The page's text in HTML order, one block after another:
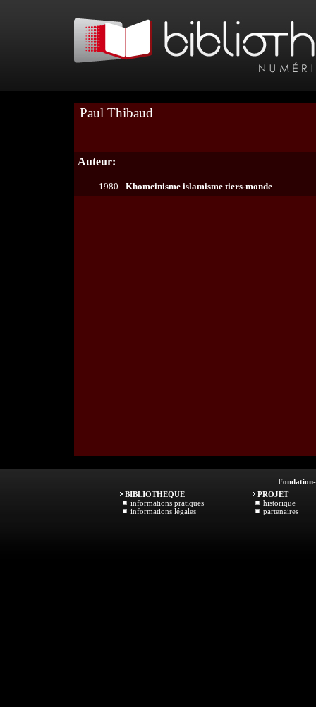
Paul Thibaud
Auteur:
1980 - Khomeinisme islamisme tiers-monde
Fondation
BIBLIOTHEQUE
informations pratiques
informations légales
PROJET
historique
partenaires